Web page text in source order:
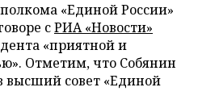
«Единой России»
сРИА «Новости»
«приятной и
Отметим, что Собянин
высший совет «Единой